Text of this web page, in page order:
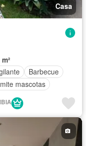
Casa
Barbecue
mascotas